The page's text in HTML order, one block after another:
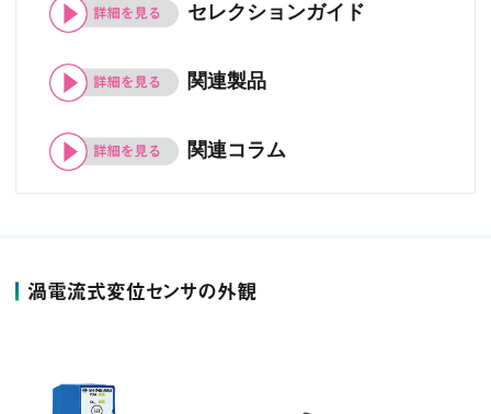
セレクションガイド
関連製品
関連コラム
渦電流式変位センサの外観